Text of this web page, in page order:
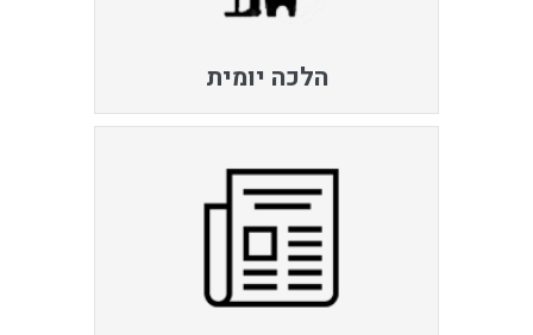
הלכה יומית